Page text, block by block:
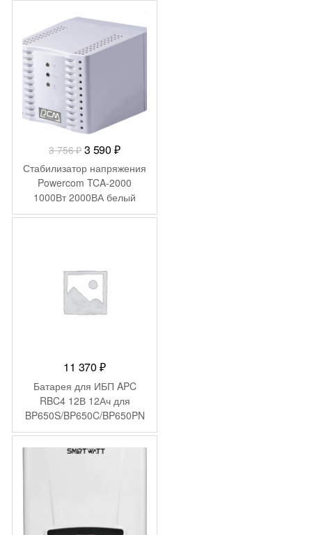
3 756₽ Первоначальная
цена
составляла
3
756 ₽.
3 590 ₽Текущая
цена:
3
590 ₽.
Стабилизатор напряжения
Powercom TCA-2000
1000Вт 2000ВА белый
11 370₽
Батарея для ИБП APC
RBC4 12В 12Ач для
BP650S/BP650C/BP650PN
P/BK650M/BK650S/SU620N
ET/SU650VS/BK650MC/SU
VS650/BP6501PNP/BP650S